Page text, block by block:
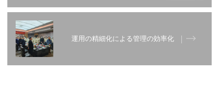
運用の精細化による管理の効率化